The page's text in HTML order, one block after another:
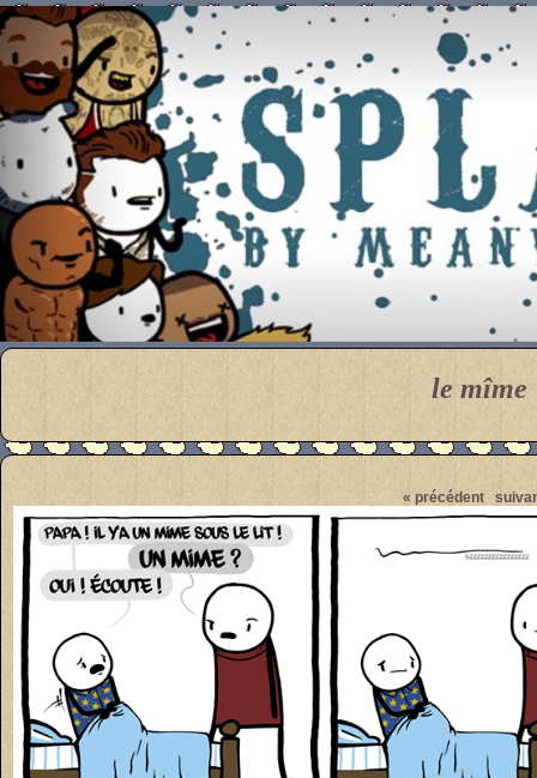
Pendant ce temps... Par
le mîme
« précédent